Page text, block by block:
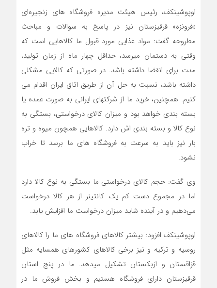
اوپوشینکف، رئیس هیئت مدیره فروشگاه های زنجیره‌ای
«فرونزه» قرقیزستان نیز در پاسخ به سوالات و مباحث
مطروحه گفت: مواد غذایی مورد قبول ما کالاهایی است که
وقتی به دستمان میرسد، حداقل چهار ماه از زمان تولید،
مدت برای انقضا داشته باشد. در صورتی که کالایی مشکلی
داشته باشد، نسبت به حل آن از طریق اتاق ایران اقدام می
کنیم. همچنین، خرید ما از شرکتهای ایرانی به صورت عمده یا
بسته بندی خواهد بود و میزان کالای درخواستی، بستگی به
نوع کالا و بسته بندی اش دارد. کالاهایی همچون میوه و تره
بار نیز باید به سرعت به فروشگاه های ما برسد تا خراب
نشود.
وی گفت: حجم کالای درخواستی ما بستگی به نوع کالا دارد
اما در مجموع دست کم یک کانتینر از هر کالا درخواست
می‌دهیم و در آینده شاید میزان درخواست ما افزایش یابد.
اوپوشینکف افزود: بیشتر کالاهای فروشگاه های ما را کالاهای
روسیه و ترکیه و نیز برخی کالاهای کشورهای همسایه مثل
قزاقستان و ازبکستان تشکیل میدهد. ما در پنج استان
قرقیزستان دارای فروشگاه هستیم و بخش فروش ما در